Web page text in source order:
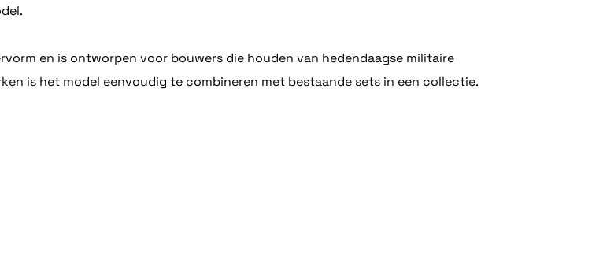
en is ontworpen voor bouwers die houden van hedendaagse militaire
is het model eenvoudig te combineren met bestaande sets in een collectie.